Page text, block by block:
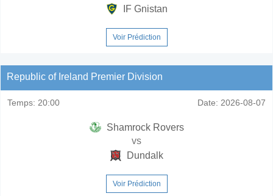
IF Gnistan
Voir Prédiction
Republic of Ireland Premier Division
Temps: 20:00 Date: 2026-08-07
Shamrock Rovers
vs
Dundalk
Voir Prédiction